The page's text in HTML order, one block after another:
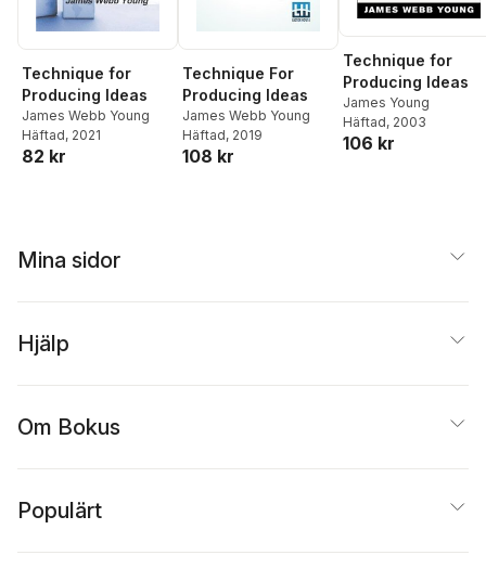
Technique for
Producing Ideas
James Webb Young
Häftad, 2021
82 kr
Technique For
Producing Ideas
James Webb Young
Häftad, 2019
108 kr
Technique for
Producing Ideas
James Young
Häftad, 2003
106 kr
Mina sidor
Hjälp
Om Bokus
Populärt